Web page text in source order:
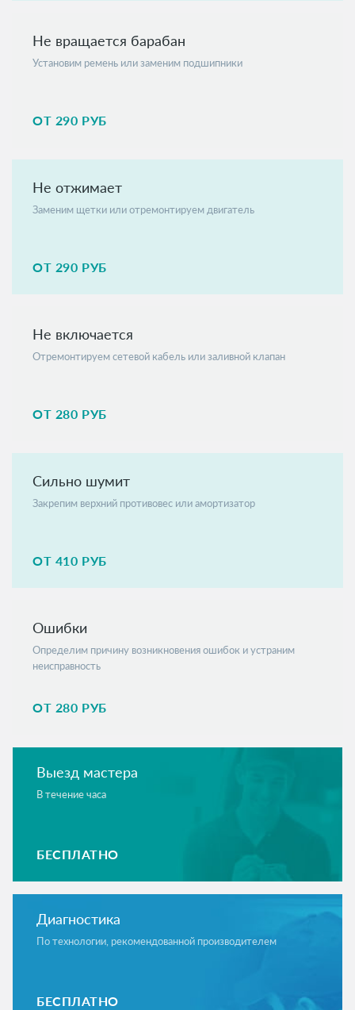
Не вращается барабан
Установим ремень или заменим подшипники
ОТ 290 РУБ
Не отжимает
Заменим щетки или отремонтируем двигатель
ОТ 290 РУБ
Не включается
Отремонтируем сетевой кабель или заливной клапан
ОТ 280 РУБ
Сильно шумит
Закрепим верхний противовес или амортизатор
ОТ 410 РУБ
Ошибки
Определим причину возникновения ошибок и устраним
неисправность
ОТ 280 РУБ
Выезд мастера
В течение часа
БЕСПЛАТНО
Диагностика
По технологии, рекомендованной производителем
БЕСПЛАТНО